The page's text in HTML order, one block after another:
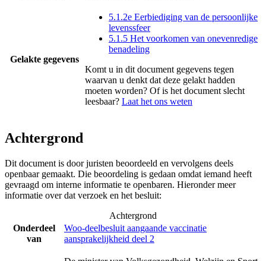
Gelakte gegevens
5.1.2e Eerbiediging van de persoonlijke
levenssfeer
5.1.5 Het voorkomen van onevenredige
benadeling
Komt u in dit document gegevens tegen
waarvan u denkt dat deze gelakt hadden
moeten worden? Of is het document slecht
leesbaar? Laat het ons weten
Achtergrond
Dit document is door juristen beoordeeld en vervolgens deels
openbaar gemaakt. Die beoordeling is gedaan omdat iemand heeft
gevraagd om interne informatie te openbaren. Hieronder meer
informatie over dat verzoek en het besluit:
Achtergrond
Onderdeel
van
Woo-deelbesluit aangaande vaccinatie
aansprakelijkheid deel 2